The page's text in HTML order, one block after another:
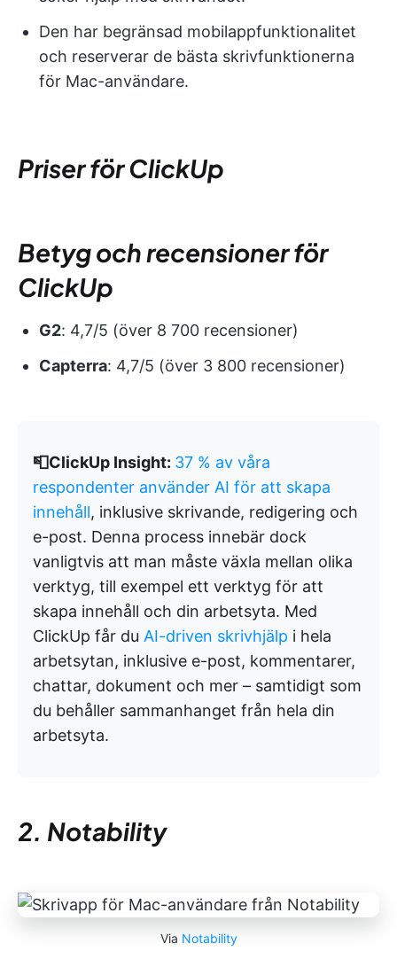
Den har begränsad mobilappfunktionalitet
och reserverar de bästa skrivfunktionerna
för Mac-användare.
Priser för ClickUp
Betyg och recensioner för
ClickUp
G2: 4,7/5 (över 8 700 recensioner)
Capterra: 4,7/5 (över 3 800 recensioner)
📮ClickUp Insight: 37 % av våra
respondenter använder AI för att skapa
innehåll, inklusive skrivande, redigering och
e-post. Denna process innebär dock
vanligtvis att man måste växla mellan olika
verktyg, till exempel ett verktyg för att
skapa innehåll och din arbetsyta. Med
ClickUp får du AI-driven skrivhjälp i hela
arbetsytan, inklusive e-post, kommentarer,
chattar, dokument och mer – samtidigt som
du behåller sammanhanget från hela din
arbetsyta.
2. Notability
Via Notability